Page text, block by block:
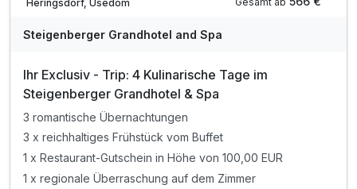
WAR
202
Heringsdorf, Usedom
Steigenberger Grandhotel and Spa
Ihr Exclusiv - Trip: 4 Kulinarische Tage im
Steigenberger Grandhotel & Spa
3 romantische Übernachtungen
3 x reichhaltiges Frühstück vom Buffet
1 x Restaurant-Gutschein in Höhe von 100,00 EUR
1 x regionale Überraschung auf dem Zimmer